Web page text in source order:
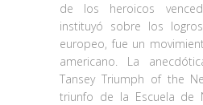
de los heroicos
instituyó sobre los
europeo, fue un
americano. La
Tansey Triumph of the
triunfo de la Escuela de